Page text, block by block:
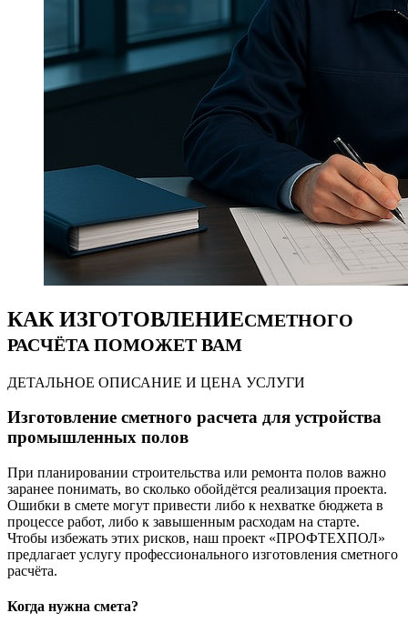
КАК ИЗГОТОВЛЕНИЕСМЕТНОГО
РАСЧЁТА ПОМОЖЕТ ВАМ
ДЕТАЛЬНОЕ ОПИСАНИЕ И ЦЕНА УСЛУГИ
Изготовление сметного расчета для устройства
промышленных полов
При планировании строительства или ремонта полов важно
заранее понимать, во сколько обойдётся реализация проекта.
Ошибки в смете могут привести либо к нехватке бюджета в
процессе работ, либо к завышенным расходам на старте.
Чтобы избежать этих рисков, наш проект «ПРОФТЕХПОЛ»
предлагает услугу профессионального изготовления сметного
расчёта.
Когда нужна смета?